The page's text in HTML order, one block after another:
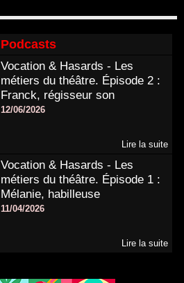
Podcasts
Vocation & Hasards - Les
métiers du théâtre. Épisode 2 :
Franck, régisseur son
12/06/2026
Lire la suite
Vocation & Hasards - Les
métiers du théâtre. Épisode 1 :
Mélanie, habilleuse
11/04/2026
Lire la suite